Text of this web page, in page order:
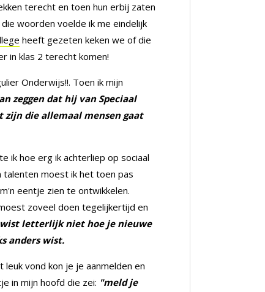
terecht en toen hun erbij zaten
die woorden voelde ik me eindelijk
heeft gezeten keken we of die
in klas 2 terecht komen!
Onderwijs!!. Toen ik mijn
zeggen dat hij van Speciaal
zijn die allemaal mensen gaat
ik hoe erg ik achterliep op sociaal
moest ik het toen pas
eentje zien te ontwikkelen.
zoveel doen tegelijkertijd en
letterlijk niet hoe je nieuwe
anders wist.
vond kon je je aanmelden en
in mijn hoofd die zei: "meld je